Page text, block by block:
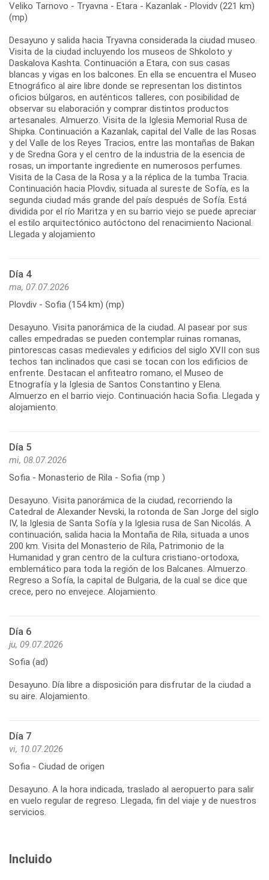
Veliko Tarnovo - Tryavna - Etara - Kazanlak - Plovidv (221 km)
(mp)
Desayuno y salida hacia Tryavna considerada la ciudad museo.
Visita de la ciudad incluyendo los museos de Shkoloto y
Daskalova Kashta. Continuación a Etara, con sus casas
blancas y vigas en los balcones. En ella se encuentra el Museo
Etnográfico al aire libre donde se representan los distintos
oficios búlgaros, en auténticos talleres, con posibilidad de
observar su elaboración y comprar distintos productos
artesanales. Almuerzo. Visita de la Iglesia Memorial Rusa de
Shipka. Continuación a Kazanlak, capital del Valle de las Rosas
y del Valle de los Reyes Tracios, entre las montañas de Bakan
y de Sredna Gora y el centro de la industria de la esencia de
rosas, un importante ingrediente en numerosos perfumes.
Visita de la Casa de la Rosa y a la réplica de la tumba Tracia.
Continuación hacia Plovdiv, situada al sureste de Sofía, es la
segunda ciudad más grande del país después de Sofía. Está
dividida por el río Maritza y en su barrio viejo se puede apreciar
el estilo arquitectónico autóctono del renacimiento Nacional.
Día 4
ma, 07.07.2026
Plovdiv - Sofia (154 km) (mp)
Desayuno. Visita panorámica de la ciudad. Al pasear por sus
calles empedradas se pueden contemplar ruinas romanas,
pintorescas casas medievales y edificios del siglo XVII con sus
techos tan inclinados que casi se tocan con los edificios de
enfrente. Destacan el anfiteatro romano, el Museo de
Etnografía y la Iglesia de Santos Constantino y Elena.
Almuerzo en el barrio viejo. Continuación hacia Sofia. Llegada y
Día 5
mi, 08.07.2026
Sofia - Monasterio de Rila - Sofia (mp )
Desayuno. Visita panorámica de la ciudad, recorriendo la
Catedral de Alexander Nevski, la rotonda de San Jorge del siglo
IV, la Iglesia de Santa Sofía y la Iglesia rusa de San Nicolás. A
continuación, salida hacia la Montaña de Rila, situada a unos
200 km. Visita del Monasterio de Rila, Patrimonio de la
Humanidad y gran centro de la cultura cristiano-ortodoxa,
emblemático para toda la región de los Balcanes. Almuerzo.
Regreso a Sofía, la capital de Bulgaria, de la cual se dice que
Día 6
ju, 09.07.2026
Sofia (ad)
Desayuno. Día libre a disposición para disfrutar de la ciudad a
Día 7
vi, 10.07.2026
Sofia - Ciudad de origen
Desayuno. A la hora indicada, traslado al aeropuerto para salir
en vuelo regular de regreso. Llegada, fin del viaje y de nuestros
Incluido